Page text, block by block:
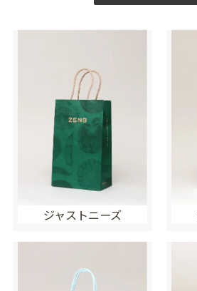
ジャストニーズ